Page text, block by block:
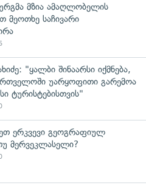
მზია ამაღლობელის
მეოთხე საჩივარი
"ყალბი შინაარსი იქმნება,
უარყოფითი გარემოა
ტურისტებისთვის"
ერკვევი გეოგრაფიულ
მერვეკლასელი?